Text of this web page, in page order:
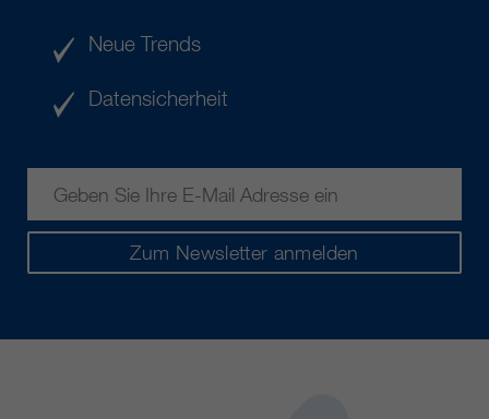
Zum Newsletter anmelden
Neue Trends
Datensicherheit